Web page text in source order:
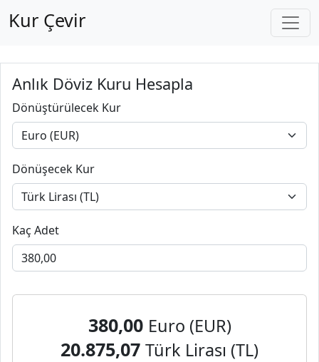
Kur Çevir
Anlık Döviz Kuru Hesapla
Dönüştürülecek Kur
Dönüşecek Kur
Kaç Adet
380,00 Euro (EUR)
20.875,07 Türk Lirası (TL)